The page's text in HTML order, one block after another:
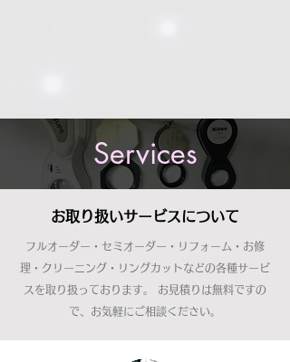
Services
お取り扱いサービスについて
フルオーダー・セミオーダー・リフォーム・お修
理・クリーニング・リングカットなどの各種サービ
スを取り扱っております。 お見積りは無料ですの
で、お気軽にご相談ください。